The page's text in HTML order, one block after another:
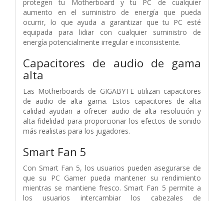
protegen tu Motherboard y tu PC de cualquier
aumento en el suministro de energía que pueda
ocurrir, lo que ayuda a garantizar que tu PC esté
equipada para lidiar con cualquier suministro de
energía potencialmente irregular e inconsistente.
Capacitores de audio de gama
alta
Las Motherboards de GIGABYTE utilizan capacitores
de audio de alta gama. Estos capacitores de alta
calidad ayudan a ofrecer audio de alta resolución y
alta fidelidad para proporcionar los efectos de sonido
más realistas para los jugadores.
Smart Fan 5
Con Smart Fan 5, los usuarios pueden asegurarse de
que su PC Gamer pueda mantener su rendimiento
mientras se mantiene fresco. Smart Fan 5 permite a
los usuarios intercambiar los cabezales de